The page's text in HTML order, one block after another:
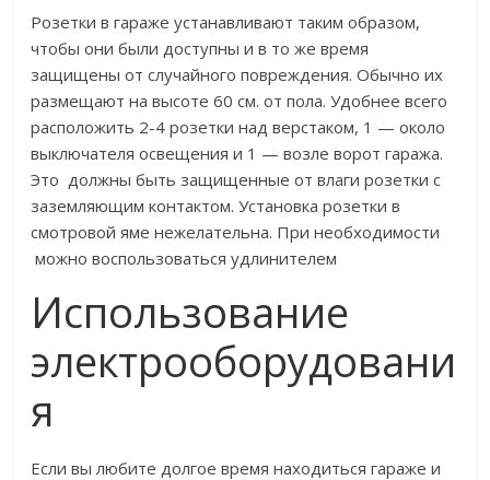
Розетки в гараже устанавливают таким образом,
чтобы они были доступны и в то же время
защищены от случайного повреждения. Обычно их
размещают на высоте 60 см. от пола. Удобнее всего
расположить 2-4 розетки над верстаком, 1 — около
выключателя освещения и 1 — возле ворот гаража.
Это должны быть защищенные от влаги розетки с
заземляющим контактом. Установка розетки в
смотровой яме нежелательна. При необходимости
можно воспользоваться удлинителем
Использование
электрооборудовани
я
Если вы любите долгое время находиться гараже и